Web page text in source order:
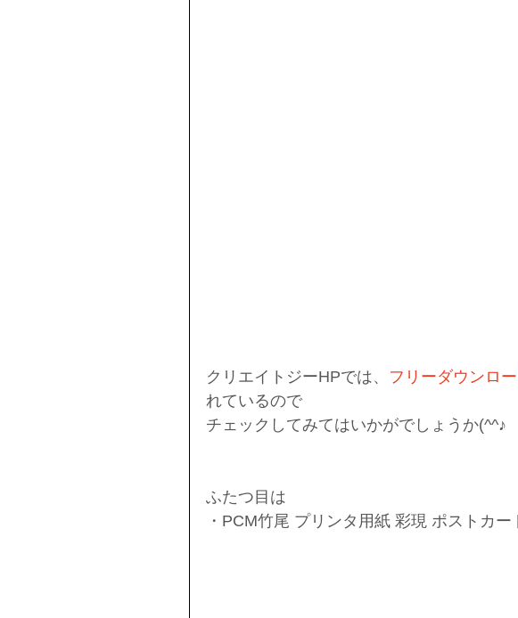
クリエイトジーHPでは、 フリーダウンロ
れているので
チェックしてみてはいかがでしょうか(^^♪
ふたつ目は
・PCM竹尾 プリンタ用紙 彩現 ポストカ